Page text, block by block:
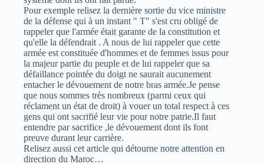
Pour exemple relisez la dernière sortie du vice ministre
de la défense qui à un instant " T" s'est cru obligé de
rappeler que l'armée était garante de la constitution et
qu'elle la défendrait . A nous de lui rappeler que cette
armée est constituée d'hommes et de femmes issus pour
la majeur partie du peuple et de lui rappeler que sa
défaillance pointée du doigt ne saurait aucunement
entacher le dévouement de notre bras armée.Je pense
que nous sommes très nombreux (parmi ceux qui
réclament un état de droit) à vouer un total respect à ces
gens qui ont sacrifié leur vie pour notre patrie.Il faut
entendre par sacrifice ,le dévouement dont ils font
preuve durant leur carrière.
Relisez aussi cet article qui détourne notre attention en
direction du Maroc…